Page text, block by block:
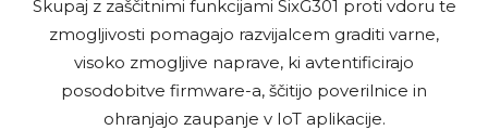
Skupaj z zaščitnimi funkcijami SixG301 proti vdoru te
zmogljivosti pomagajo razvijalcem graditi varne,
visoko zmogljive naprave, ki avtentificirajo
posodobitve firmware-a, ščitijo poverilnice in
ohranjajo zaupanje v IoT aplikacije.